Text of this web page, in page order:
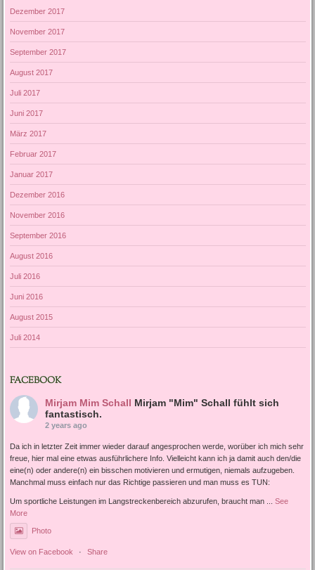
Dezember 2017
November 2017
September 2017
August 2017
Juli 2017
Juni 2017
März 2017
Februar 2017
Januar 2017
Dezember 2016
November 2016
September 2016
August 2016
Juli 2016
Juni 2016
August 2015
Juli 2014
FACEBOOK
Mirjam Mim Schall Mirjam "Mim" Schall fühlt sich
fantastisch.
2 years ago
Da ich in letzter Zeit immer wieder darauf angesprochen werde, worüber ich mich sehr
freue, hier mal eine etwas ausführlichere Info. Vielleicht kann ich ja damit auch den/die
eine(n) oder andere(n) ein bisschen motivieren und ermutigen, niemals aufzugeben.
Manchmal muss einfach nur das Richtige passieren und man muss es TUN:
Um sportliche Leistungen im Langstreckenbereich abzurufen, braucht man
See
More
Photo
View on Facebook · Share